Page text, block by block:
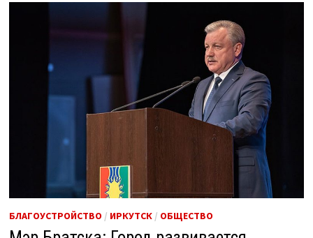
БЛАГОУСТРОЙСТВО / ИРКУТСК/ ОБЩЕСТВО